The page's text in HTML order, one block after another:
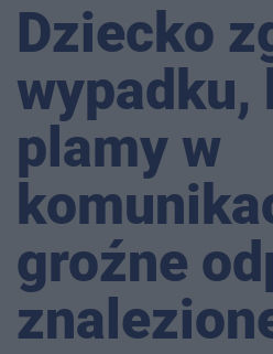
Dziecko
wypadku,
plamy w
groźne